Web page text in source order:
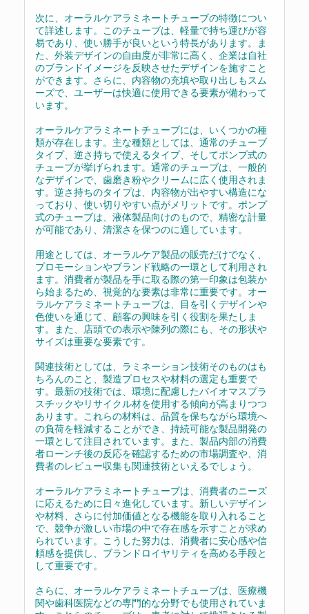
次に、オーラルケアラミネートチューブの特徴につい
て詳述します。このチューブは、軽量で持ち運びが容
易であり、使い勝手が良いという特長があります。ま
た、外装デザインの自由度が非常に高く、企業は自社
のブランドイメージを反映させたデザインを施すこと
ができます。さらに、内容物の充填や取り出しもスム
ーズで、ユーザーは快適に使用できる要素が備わって
います。
オーラルケアラミネートチューブには、いくつかの種
類が存在します。主な種類としては、通常のチューブ
タイプ、逆さ持ちで使えるタイプ、そしてポンプ式の
チューブが挙げられます。通常のチューブは、一般的
なデザインで、歯磨き粉やクリームに広く使用されま
す。逆さ持ちのタイプは、内容物が出やすい構造にな
っており、使い切りやすい点がメリットです。ポンプ
式のチューブは、液体製品向けのもので、精密な計量
が可能であり、清潔さを保つのに適しています。
用途としては、オーラルケア製品の販売だけでなく、
プロモーションやブランド戦略の一環として利用され
ます。消費者が製品を手に取る際の第一印象は包装か
ら始まるため、視覚的な要素は非常に重要です。オー
ラルケアラミネートチューブは、目を引くデザインや
色使いを通じて、顧客の興味を引く役割を果たしま
す。また、店頭での表示や陳列の際にも、その形状や
サイズは重要な要素です。
関連技術としては、ラミネーション技術そのものはも
ちろんのこと、製造プロセスや材料の選定も重要で
す。最新の技術では、環境に配慮したバイオマスプラ
スチックやリサイクル材を使用する傾向が高まりつつ
あります。これらの材料は、品質を保ちながら環境へ
の負荷を軽減することができ、持続可能な製品開発の
一環として注目されています。また、製品内部の消費
者ローンチ後の反応を確認するための市場調査や、消
費者のレビュー収集も関連技術といえるでしょう。
オーラルケアラミネートチューブは、消費者のニーズ
に応えるために日々進化しています。新しいデザイン
や材料、さらに付加価値となる機能を取り入れること
で、競争が激しい市場の中で存在感を示すことが求め
られています。こうした努力は、消費者に安心感や信
頼感を提供し、ブランドロイヤリティを高める手段と
して重要です。
さらに、オーラルケアラミネートチューブは、医療機
関や歯科医院などの専門的な分野でも使用されていま